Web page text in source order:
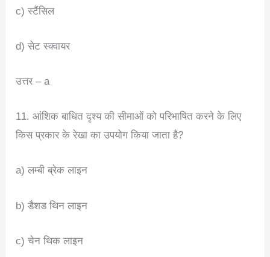
c) स्टैंसिल
d) सेट स्क्वायर
उत्तर – a
11. आंशिक बाधित दृश्य की सीमाओं को परिभाषित करने के लिए
किस प्रकार के रेखा का उपयोग किया जाता है?
a) लम्बी ब्रेक लाइन
b) डैशड थिन लाइन
c) चेन थिक लाइन